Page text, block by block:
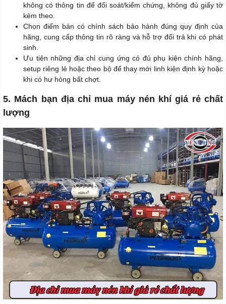
không có thông tin để đối soát/kiểm chứng, không đủ giấy tờ
kèm theo.
Chọn điểm bán có chính sách bảo hành đúng quy định của
hãng, cung cấp thông tin rõ ràng và hỗ trợ đổi trả khi có phát
sinh.
Ưu tiên những địa chỉ cung ứng có đủ phụ kiện chính hãng,
setup riêng lẻ hoặc theo bộ để thay mới linh kiện định kỳ hoặc
khi có hư hỏng bất chợt.
5. Mách bạn địa chỉ mua máy nén khí giá rẻ chất
lượng